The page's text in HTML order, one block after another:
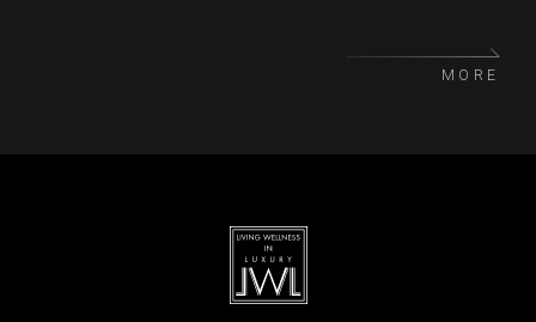
空間そのものを豊かにする「ラグジュアリー・リスニ
ング」を提案する。希望小売価格は715,000円（税込・
MORE